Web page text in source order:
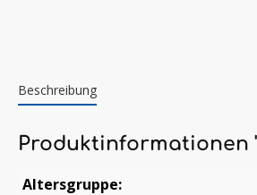
Beschreibung
Produktinformationen
Altersgruppe: